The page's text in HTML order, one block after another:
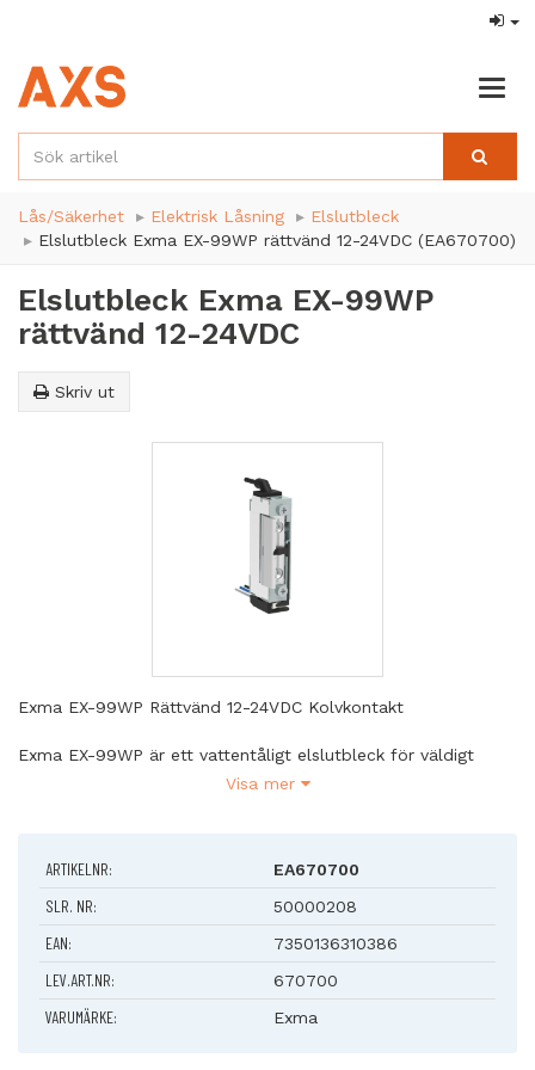
Lås/Säkerhet Elektrisk Låsning
Elslutbleck
Elslutbleck Exma EX-99WP rättvänd 12-24VDC (EA670700)
Elslutbleck Exma EX-99WP
rättvänd 12-24VDC
Skriv ut
Exma EX-99WP Rättvänd 12-24VDC Kolvkontakt
Exma EX-99WP är ett vattentåligt elslutbleck för väldigt
utsatta miljöer med mycket hög luftfuktighet samt i
längs med kortsidan. Skyddsdiod i anslutningskabeln.
Egenskaper
- Installationstyp: Infälld
- Vändbar: Ja
- Symmetrisk: Ja
- Vridfallsdjup: 7 mm
Visa mer
ARTIKELNR: EA670700
SLR. NR: 50000208
EAN: 7350136310386
LEV.ART.NR: 670700
VARUMÄRKE: Exma